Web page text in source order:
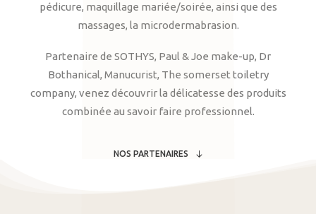
pédicure, maquillage mariée/soirée, ainsi que des
massages, la microdermabrasion.
Partenaire de SOTHYS, Paul & Joe make-up, Dr
Bothanical, Manucurist, The somerset toiletry
company, venez découvrir la délicatesse des produits
combinée au savoir faire professionnel.
NOS PARTENAIRES